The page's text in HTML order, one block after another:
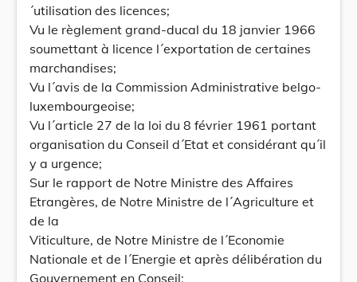
´utilisation des licences;
Vu le règlement grand-ducal du 18 janvier 1966
soumettant à licence l´exportation de certaines
marchandises;
Vu l´avis de la Commission Administrative belgo-
luxembourgeoise;
Vu l´article 27 de la loi du 8 février 1961 portant
organisation du Conseil d´Etat et considérant qu´il
y a urgence;
Sur le rapport de Notre Ministre des Affaires
Etrangères, de Notre Ministre de l´Agriculture et
de la
Viticulture, de Notre Ministre de l´Economie
Nationale et de l´Energie et après délibération du
Gouvernement en Conseil;